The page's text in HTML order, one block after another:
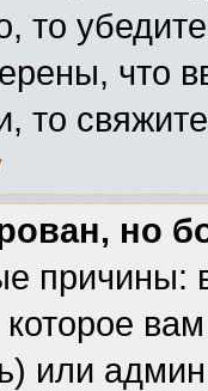
то
что
то
но
причины:
или